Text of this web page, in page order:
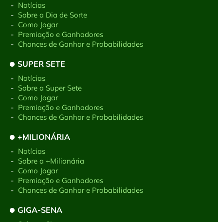
- Notícias
- Sobre a Dia de Sorte
- Como Jogar
- Premiação e Ganhadores
- Chances de Ganhar e Probabilidades
SUPER SETE
- Notícias
- Sobre a Super Sete
- Como Jogar
- Premiação e Ganhadores
- Chances de Ganhar e Probabilidades
+MILIONÁRIA
- Notícias
- Sobre a +Milionária
- Como Jogar
- Premiação e Ganhadores
- Chances de Ganhar e Probabilidades
GIGA-SENA